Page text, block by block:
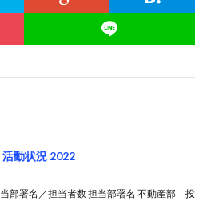
動状況 2022
部署名／担当者数 担当部署名 不動産部 投